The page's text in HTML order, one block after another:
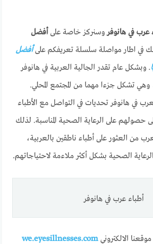
عرب في هانوفروسنركز خاصة علىأفضل
في اطار مواصلة سلسلة تعريفكم علىأفضل
. وبشكل عام تقدر الجالية العربية في هانوفر
نسمة، وهي تشكل جزءا مهما من المجتمع المحلي.
في هانوفر تحديات في التواصل مع الأطباء
حصولهم على الرعاية الصحية المناسبة. لذلك
من العثور على أطباء ناطقين بالعربية،
الصحية بشكل أكثر ملاءمة لاحتياجاتهم.
أطباء عرب في هانوفر
الالكترونيwe.eyesillnesses.com